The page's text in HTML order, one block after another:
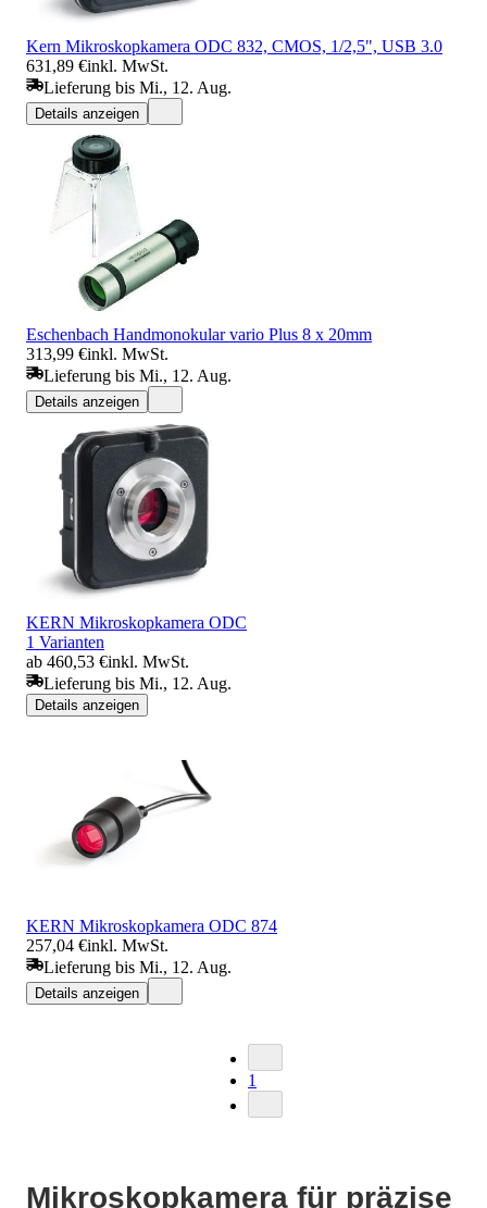
Kern Mikroskopkamera ODC 832, CMOS, 1/2,5", USB 3.0
631,89 €inkl. MwSt.
Lieferung bis Mi., 12. Aug.
Details anzeigen
Eschenbach Handmonokular vario Plus 8 x 20mm
313,99 €inkl. MwSt.
Lieferung bis Mi., 12. Aug.
Details anzeigen
KERN Mikroskopkamera ODC
1 Varianten
ab 460,53 €inkl. MwSt.
Lieferung bis Mi., 12. Aug.
Details anzeigen
KERN Mikroskopkamera ODC 874
257,04 €inkl. MwSt.
Lieferung bis Mi., 12. Aug.
Details anzeigen
1
Mikroskopkamera für präzise